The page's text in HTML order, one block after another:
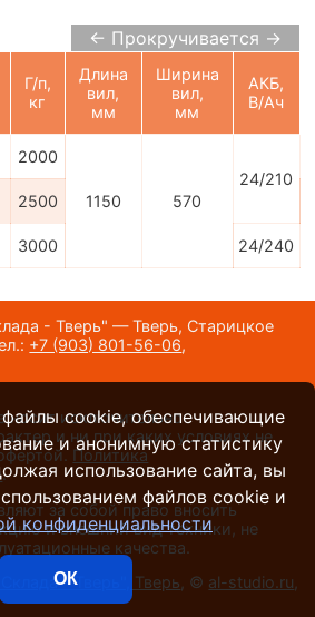
← Прокручивается →
Г/п,
кг
Длина
вил,
мм
Ширина
вил,
мм
АКБ,
В/Ач
2000
1150 570
24/210
2500
3000 24/240
- Тверь" — Тверь, Старицкое
+7 (903) 801-56-06,
носит исключительно
и ни при каких условиях не
Политика
.
за собой право вносить
и внешний вид техники, не
качества.
- Тверь", Тверь , © al-studio.ru
файлы cookie, обеспечивающие
и анонимную статистику
использование сайта, вы
файлов cookie и
конфиденциальности
ОК